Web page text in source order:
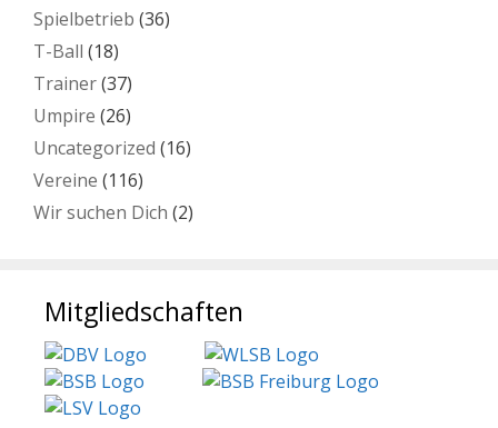
Spielbetrieb (36)
T-Ball (18)
Trainer(37)
Umpire (26)
Uncategorized (16)
Vereine (116)
Wir suchen Dich (2)
Mitgliedschaften